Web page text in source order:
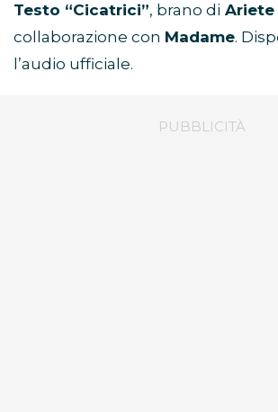
Testo “Cicatrici”, brano di Ariete
collaborazione con Madame.
l’audio ufficiale.